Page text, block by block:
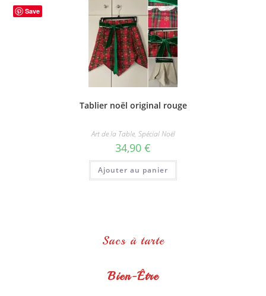
Save
Tablier noël original rouge
Art de la Table, Spécial Noël
34,90 €
Ajouter au panier
Sacs à tarte
Bien-Être